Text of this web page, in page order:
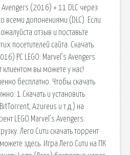
Avengers (2016) + 11 DLC через
всеми допонениями (DLC). Если
отзыв и поставьте
посетителей сайта. Скачать
PC LEGO: Marvel’s Avengers
клиентом вы можете у нас!
бесплатно. Чтобы скачать
1.Скачать и установить
Azureus и т.д.) на
LEGO Marvel’s Avengers.
Лего Сити скачать торрент
здесь. Игра Лего Сити на ПК